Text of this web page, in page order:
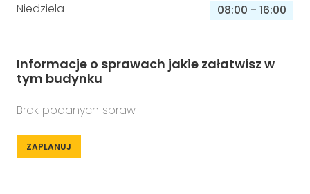
Niedziela
08:00 - 16:00
Informacje o sprawach jakie załatwisz w
tym budynku
Brak podanych spraw
ZAPLANUJ